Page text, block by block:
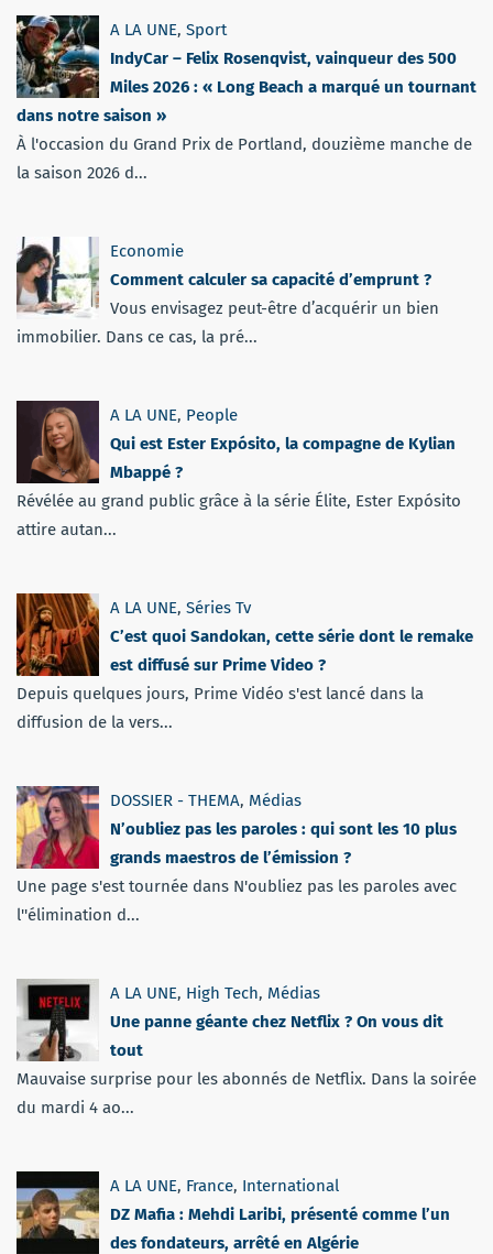
A LA UNE, Sport
IndyCar – Felix Rosenqvist, vainqueur des 500
Miles 2026 : « Long Beach a marqué un tournant
dans notre saison »
À l'occasion du Grand Prix de Portland, douzième manche de
la saison 2026 d...
Economie
Comment calculer sa capacité d’emprunt ?
Vous envisagez peut-être d’acquérir un bien
immobilier. Dans ce cas, la pré...
A LA UNE, People
Qui est Ester Expósito, la compagne de Kylian
Mbappé ?
Révélée au grand public grâce à la série Élite, Ester Expósito
attire autan...
A LA UNE, Séries Tv
C’est quoi Sandokan, cette série dont le remake
est diffusé sur Prime Video ?
Depuis quelques jours, Prime Vidéo s'est lancé dans la
diffusion de la vers...
DOSSIER - THEMA, Médias
N’oubliez pas les paroles : qui sont les 10 plus
grands maestros de l’émission ?
Une page s'est tournée dans N'oubliez pas les paroles avec
l''élimination d...
A LA UNE, High Tech, Médias
Une panne géante chez Netflix ? On vous dit
tout
Mauvaise surprise pour les abonnés de Netflix. Dans la soirée
du mardi 4 ao...
A LA UNE, France, International
DZ Mafia : Mehdi Laribi, présenté comme l’un
des fondateurs, arrêté en Algérie